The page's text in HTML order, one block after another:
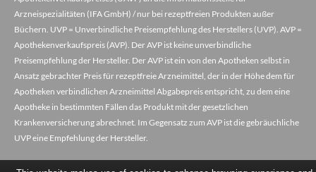
Arzneispezialitäten (IFA GmbH) / nur bei rezeptfreien Produkten außer
Büchern. UVP = Unverbindliche Preisempfehlung des Herstellers (UVP). AVP =
Apothekenverkaufspreis (AVP). Der AVP ist keine unverbindliche
Preisempfehlung der Hersteller. Der AVP ist ein von den Apotheken selbst in
Ansatz gebrachter Preis für rezeptfreie Arzneimittel, der in der Höhe dem für
Apotheken verbindlichen Arzneimittel Abgabepreis entspricht, zu dem eine
Apotheke in bestimmten Fällen das Produkt mit der gesetzlichen
Krankenversicherung abrechnet. Im Gegensatz zum AVP ist die gebräuchliche
UVP eine Empfehlung der Hersteller.